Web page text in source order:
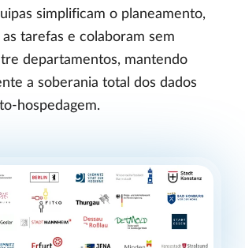
simplificam o planeamento,
tarefas e colaboram sem
departamentos, mantendo
a soberania total dos dados
hospedagem.